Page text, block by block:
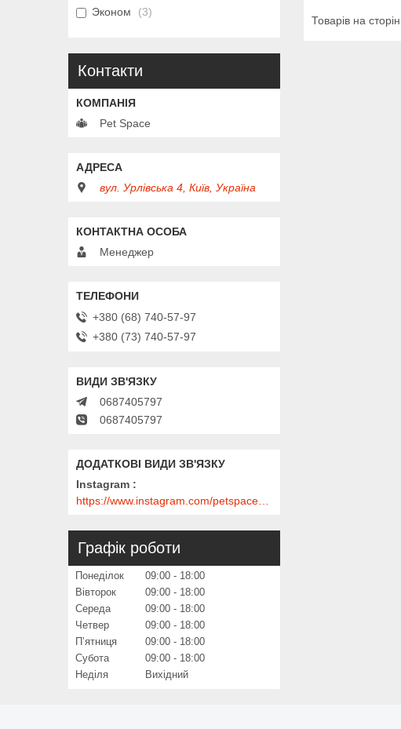
Эконом
3
Контакти
Pet Space
вул. Урлівська 4, Київ, Україна
Менеджер
+380 (68) 740-57-97
+380 (73) 740-57-97
0687405797
0687405797
Instagram
Графік роботи
Понеділок 09:00
18:00
Вівторок
09:00
18:00
Середа
09:00
18:00
Четвер
09:00
18:00
Пʼятниця
09:00
18:00
Субота
09:00
18:00
Неділя
Вихідний